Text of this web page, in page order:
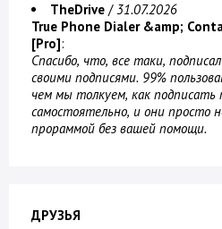
TheDrive /31.07.2026
True Phone Dialer &amp;
[Pro]:
Спасибо, что, все таки,
своими подписями. 99%
чем мы толкуем, как подписать
самостоятельно, и они просто
прораммой без вашей помощи.
ДРУЗЬЯ